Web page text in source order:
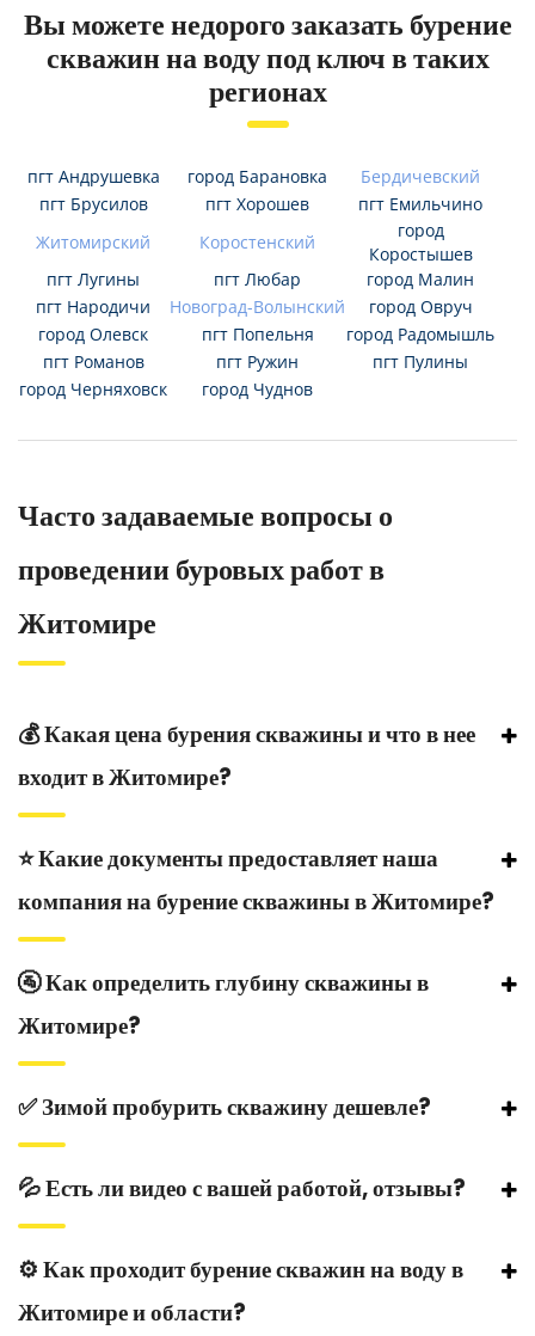
Вы можете недорого заказать бурение
скважин на воду под ключ в таких
регионах
пгт Андрушевка город Барановка
Бердичевский
пгт Брусилов
пгт Хорошев
пгт Емильчино
Житомирский
Коростенский
город
Коростышев
пгт Лугины
пгт Любар
город Малин
пгт Народичи
Новоград-Волынский
город Овруч
город Олевск
пгт Попельня
город Радомышль
пгт Романов
пгт Ружин
пгт Пулины
город Черняховск
город Чуднов
Часто задаваемые вопросы о
проведении буровых работ в
Житомире
💰 Какая цена бурения скважины и что в нее
входит в Житомире?
⭐️ Какие документы предоставляет наша
компания на бурение скважины в Житомире?
🚰 Как определить глубину скважины в
Житомире?
✅ Зимой пробурить скважину дешевле?
💦 Есть ли видео с вашей работой, отзывы?
⚙️ Как проходит бурение скважин на воду в
Житомире и области?